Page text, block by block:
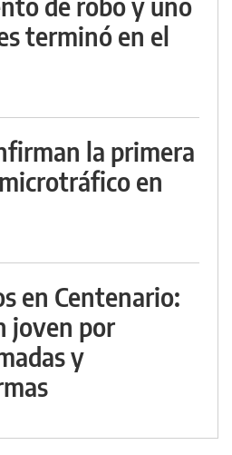
terminó en el
la primera
en
en Centenario:
joven por
y